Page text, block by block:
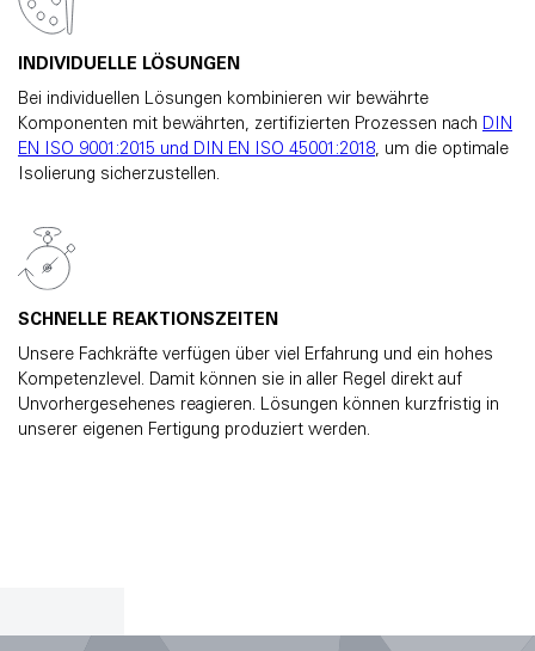
INDIVIDUELLE LÖSUNGEN
Bei individuellen Lösungen kombinieren wir bewährte
Komponenten mit bewährten, zertifizierten Prozessen nach DIN
EN ISO 9001:2015 und DIN EN ISO 45001:2018, um die optimale
Isolierung sicherzustellen.
SCHNELLE REAKTIONSZEITEN
Unsere Fachkräfte verfügen über viel Erfahrung und ein hohes
Kompetenzlevel. Damit können sie in aller Regel direkt auf
Unvorhergesehenes reagieren. Lösungen können kurzfristig in
unserer eigenen Fertigung produziert werden.